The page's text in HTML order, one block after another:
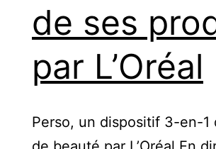
de ses
par L’Oréal
Perso, un dispositif 3-en-1